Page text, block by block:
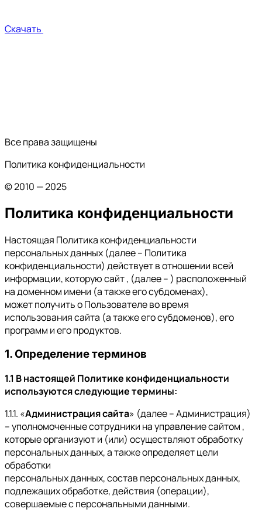
Скачать
Все права защищены
Политика конфиденциальности
© 2010 — 2025
Политика конфиденциальности
Настоящая Политика конфиденциальности
персональных данных (далее – Политика
конфиденциальности) действует в отношении всей
информации, которую сайт , (далее – ) расположенный
на доменном имени (а также его субдоменах),
может получить о Пользователе во время
использования сайта (а также его субдоменов), его
программ и его продуктов.
1. Определение терминов
1.1 В настоящей Политике конфиденциальности
используются следующие термины:
1.1.1. «Администрация сайта» (далее – Администрация)
– уполномоченные сотрудники на управление сайтом ,
которые организуют и (или) осуществляют обработку
персональных данных, а также определяет цели
обработки
персональных данных, состав персональных данных,
подлежащих обработке, действия (операции),
совершаемые с персональными данными.